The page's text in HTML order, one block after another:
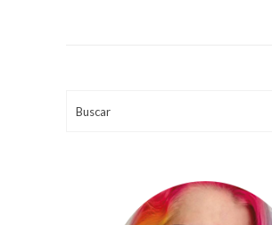
PUBLICADO